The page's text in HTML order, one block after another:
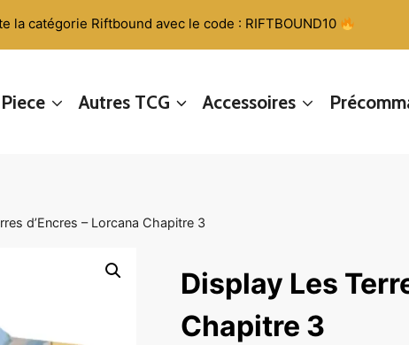
la catégorie Riftbound avec le code : RIFTBOUND10
Autres TCG Accessoires
d’Encres – Lorcana Chapitre 3
Display Les
Chapitre 3